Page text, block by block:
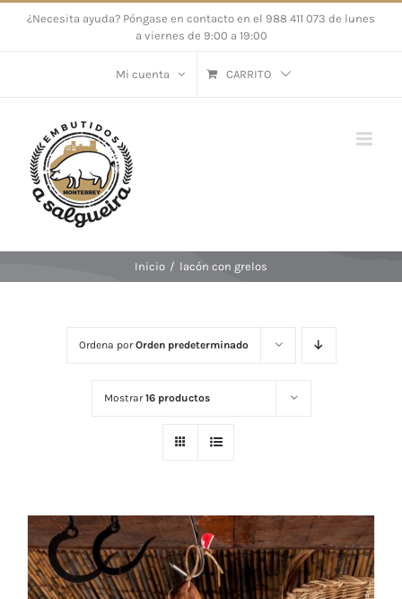
Saltar¿Necesita ayuda? Póngase en contacto en el 988 411 073 de lunes
a viernes de 9:00 a 19:00
Mi cuenta CARRITO
Inicio / lacón con grelos
Ordena porOrden predeterminado
Mostrar16 productos